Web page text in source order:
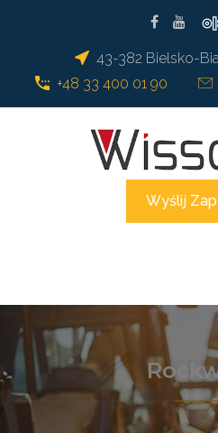
43-382 Bielsko-
+48 33 400 01 90
Wyślij